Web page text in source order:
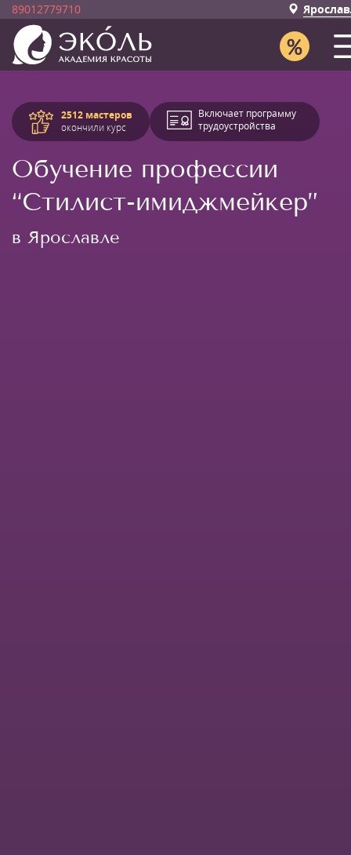
89012779710
2512 мастеров
окончили курс
Включает программу
трудоустройства
Обучение профессии
“Стилист-имиджмейкер”
в Ярославле